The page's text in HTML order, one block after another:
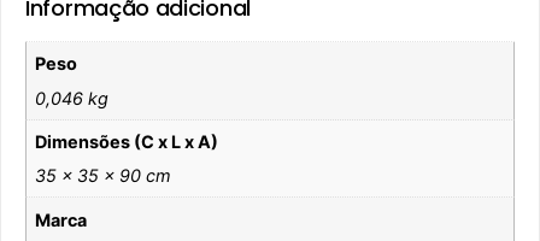
Informação adicional
Peso
0,046 kg
Dimensões (C x L x A)
35 × 35 × 90 cm
Marca